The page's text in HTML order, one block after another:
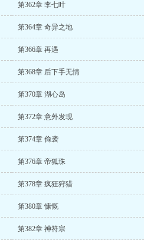
第362章 李七叶
第364章 奇异之地
第366章 再遇
第368章 后下手无情
第370章 湖心岛
第372章 意外发现
第374章 偷袭
第376章 帝狐珠
第378章 疯狂狩猎
第380章 慷慨
第382章 神符宗